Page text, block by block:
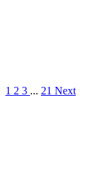
1 2 3 ... 21 Next